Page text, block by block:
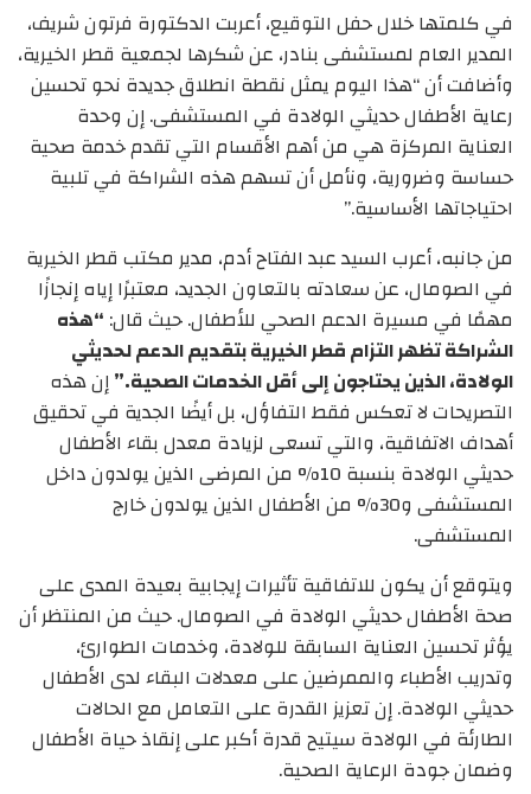
في كلمتها خلال حفل التوقيع، أعربت الدكتورة فرتون شريف،
المدير العام لمستشفى بنادر، عن شكرها لجمعية قطر الخيرية،
وأضافت أن “هذا اليوم يمثل نقطة انطلاق جديدة نحو تحسين
رعاية الأطفال حديثي الولادة في المستشفى. إن وحدة
العناية المركزة هي من أهم الأقسام التي تقدم خدمة صحية
حساسة وضرورية، ونأمل أن تسهم هذه الشراكة في تلبية
احتياجاتها الأساسية.”
من جانبه، أعرب السيد عبد الفتاح أدم، مدير مكتب قطر الخيرية
في الصومال، عن سعادته بالتعاون الجديد، معتبرًا إياه إنجازًا
مهمًا في مسيرة الدعم الصحي للأطفال. حيث قال: “هذه
الشراكة تظهر التزام قطر الخيرية بتقديم الدعم لحديثي
الولادة، الذين يحتاجون إلى أقل الخدمات الصحية.”إن هذه
التصريحات لا تعكس فقط التفاؤل، بل أيضًا الجدية في تحقيق
أهداف الاتفاقية، والتي تسعى لزيادة معدل بقاء الأطفال
حديثي الولادة بنسبة 10% من المرضى الذين يولدون داخل
المستشفى و30% من الأطفال الذين يولدون خارج
المستشفى.
ويتوقع أن يكون للاتفاقية تأثيرات إيجابية بعيدة المدى على
صحة الأطفال حديثي الولادة في الصومال. حيث من المنتظر أن
يؤثر تحسين العناية السابقة للولادة، وخدمات الطوارئ،
وتدريب الأطباء والممرضين على معدلات البقاء لدى الأطفال
حديثي الولادة. إن تعزيز القدرة على التعامل مع الحالات
الطارئة في الولادة سيتيح قدرة أكبر على إنقاذ حياة الأطفال
وضمان جودة الرعاية الصحية.